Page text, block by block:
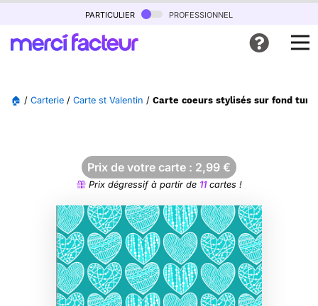
particulier professionnel
🏠 / Carterie / Carte st Valentin / Carte coeurs stylisés sur fond
Prix de votre carte : 2,99 €
Prix dégressif à partir de 11cartes !